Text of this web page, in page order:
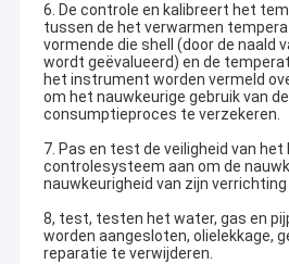
6. De controle en kalibreert het
tussen de het verwarmen
vormende die shell (door de naald
wordt geëvalueerd) en de
het instrument worden vermeld
om het nauwkeurige gebruik van
consumptieproces te verzekeren.
7. Pas en test de veiligheid van het
controlesysteem aan om de
nauwkeurigheid van zijn
8, test, testen het water, gas en
worden aangesloten, olielekkage,
reparatie te verwijderen.